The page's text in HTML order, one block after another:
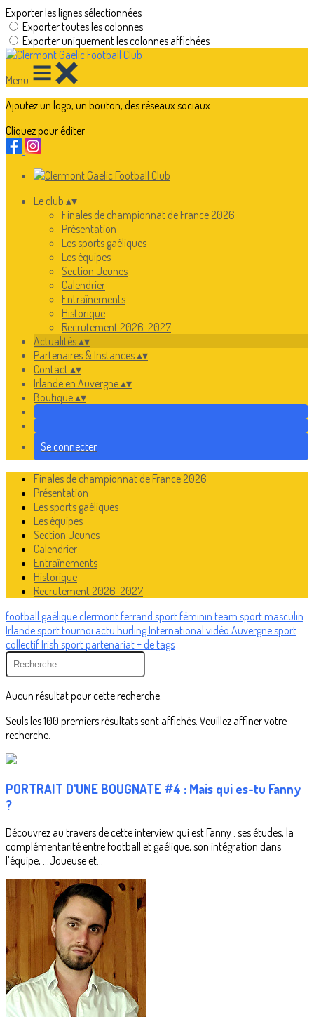
Exporter les lignes sélectionnées
Exporter toutes les colonnes
Exporter uniquement les colonnes affichées
Menu
Ajoutez un logo, un bouton, des réseaux sociaux
Cliquez pour éditer
Le club ▴▾
Finales de championnat de France 2026
Présentation
Les sports gaéliques
Les équipes
Section Jeunes
Calendrier
Entraînements
Historique
Recrutement 2026-2027
Actualités▴▾
Partenaires & Instances▴▾
Contact▴▾
Irlande en Auvergne▴▾
Boutique▴▾
Se connecter
Finales de championnat de France 2026
Présentation
Les sports gaéliques
Les équipes
Section Jeunes
Calendrier
Entraînements
Historique
Recrutement 2026-2027
football gaélique clermont ferrand sport féminin team sport masculin
Irlandesport tournoi actu hurling International vidéo Auvergnesport
collectif Irish sport partenariat+ de tags
Aucun résultat pour cette recherche.
Seuls les 100 premiers résultats sont affichés. Veuillez affiner votre
recherche.
PORTRAIT D'UNE BOUGNATE #4 : Mais qui es-tu Fanny
?
Découvrez au travers de cette interview qui est Fanny : ses études, la
complémentarité entre football et gaélique, son intégration dans
l'équipe, ...Joueuse et...